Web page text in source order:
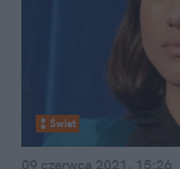
Świat
09 czerwca 2021, 15:26